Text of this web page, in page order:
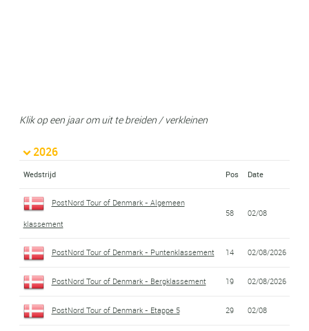
Klik op een jaar om uit te breiden / verkleinen
2026
Wedstrijd Pos Date
PostNord Tour of Denmark - Algemeen
klassement
58 02/08
PostNord Tour of Denmark - Puntenklassement 14 02/08/2026
PostNord Tour of Denmark - Bergklassement 19 02/08/2026
PostNord Tour of Denmark - Etappe 5 29 02/08